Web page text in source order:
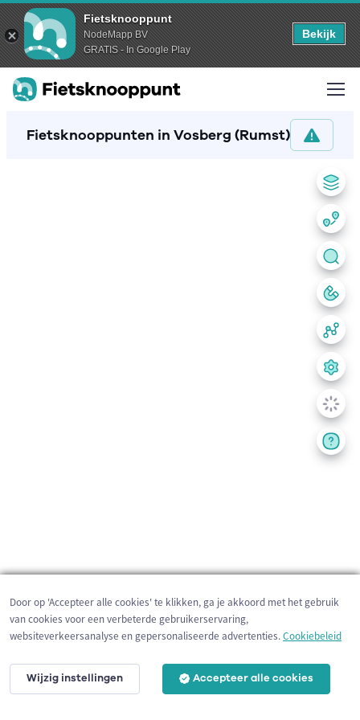
Fietsknooppunt
NodeMapp BV
GRATIS - In Google Play
Bekijk
Fietsknooppunten in Vosberg (Rumst)
200 m
Door op 'Accepteer alle cookies' te klikken, ga je akkoord met het gebruik
van cookies voor een verbeterde gebruikerservaring,
websiteverkeersanalyse en gepersonaliseerde advertenties.Cookiebeleid
Wijzig instellingen Accepteer alle cookies